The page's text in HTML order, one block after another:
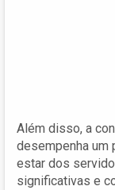
Além disso, a
desempenha um
estar dos
significativas e